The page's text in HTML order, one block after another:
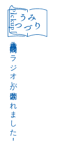
［Pickup］
音声作品『波間のラジオ』が公開されました！